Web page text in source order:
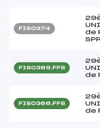
FIS0374
de
FIS0369.FFS
de
FIS0366.FFS
de